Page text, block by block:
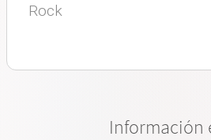
Rock
Información